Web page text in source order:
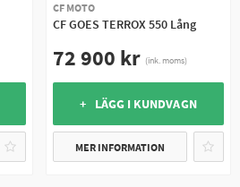
CF MOTO
CF GOES TERROX 550 Lång
72 900 kr (ink. moms)
+ LÄGG I KUNDVAGN
MER INFORMATION